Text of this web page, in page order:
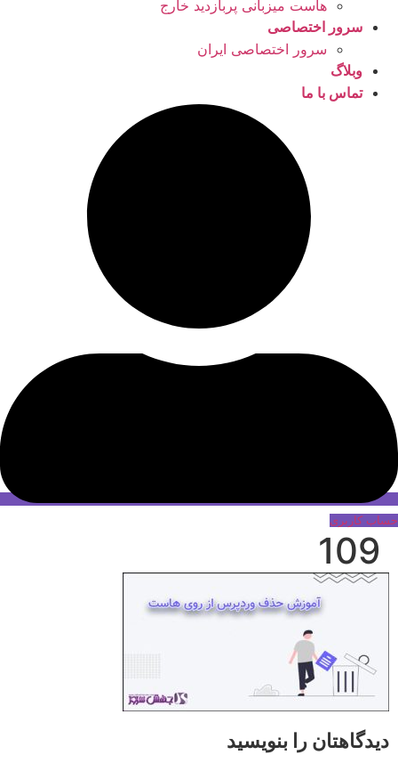
هاست میزبانی پربازدید خارج
سرور اختصاصی
سرور اختصاصی ایران
وبلاگ
تماس با ما
حساب کاربری
109
دیدگاهتان را بنویسید